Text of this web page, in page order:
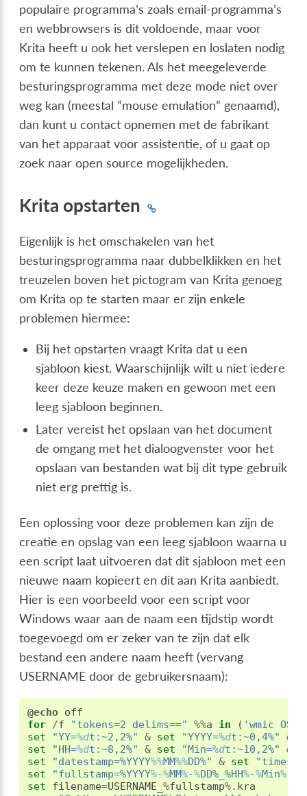
populaire programma’s zoals email-programma’s
en webbrowsers is dit voldoende, maar voor
Krita heeft u ook het verslepen en loslaten nodig
om te kunnen tekenen. Als het meegeleverde
besturingsprogramma met deze mode niet over
weg kan (meestal “mouse emulation” genaamd),
dan kunt u contact opnemen met de fabrikant
van het apparaat voor assistentie, of u gaat op
zoek naar open source mogelijkheden.
Krita opstarten
Eigenlijk is het omschakelen van het
besturingsprogramma naar dubbelklikken en het
treuzelen boven het pictogram van Krita genoeg
om Krita op te starten maar er zijn enkele
problemen hiermee:
Bij het opstarten vraagt Krita dat u een
sjabloon kiest. Waarschijnlijk wilt u niet iedere
keer deze keuze maken en gewoon met een
leeg sjabloon beginnen.
Later vereist het opslaan van het document
de omgang met het dialoogvenster voor het
opslaan van bestanden wat bij dit type gebruik
niet erg prettig is.
Een oplossing voor deze problemen kan zijn de
creatie en opslag van een leeg sjabloon waarna u
een script laat uitvoeren dat dit sjabloon met een
nieuwe naam kopieert en dit aan Krita aanbiedt.
Hier is een voorbeeld voor een script voor
Windows waar aan de naam een tijdstip wordt
toegevoegd om er zeker van te zijn dat elk
bestand een andere naam heeft (vervang
USERNAME door de gebruikersnaam):
@echo off
for /f "tokens=2 delims==" %%a in ( 'wmic OS
set
"YY=%dt:~2,2%" & set "YYYY=%dt:~0,4%" &
set
"HH=%dt:~8,2%" & set "Min=%dt:~10,2%" &
set
"datestamp=%YYYY%%MM%%DD%" & set
set
"fullstamp=%YYYY%-%MM%-%DD%_%HH%-%Min%-%
set
filename=USERNAME_%fullstamp%. kra